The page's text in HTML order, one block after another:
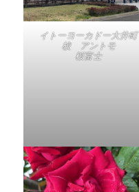
イトーヨーカドー大井町
校 アントモ
桜富士